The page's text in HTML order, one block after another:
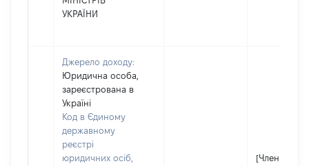
УКРАЇНИ
Джерело доходу:
Юридична особа,
зареєстрована в
Україні
Код в Єдиному
державному
реєстрі
юридичних осіб,
[Член сім'ї